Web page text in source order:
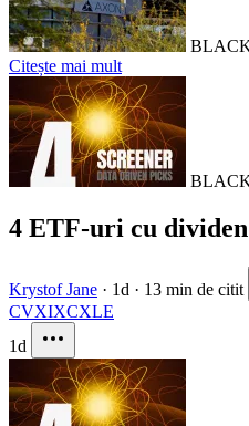
Citește mai mult
4 ETF-uri cu
Krystof Jane · 1d · 13 min de citit
CVXIXCXLE
1d